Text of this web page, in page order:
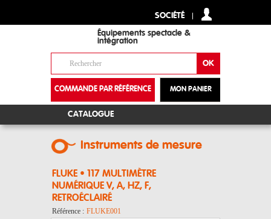
SOCIÉTÉ
Équipements spectacle &
intégration
MON PANIER
COMMANDE PAR RÉFÉRENCE
CATALOGUE
Instruments de mesure
FLUKE • 117 MULTIMÈTRE
NUMÉRIQUE V, A, HZ, F,
RETROÉCLAIRÉ
Référence : FLUKE001